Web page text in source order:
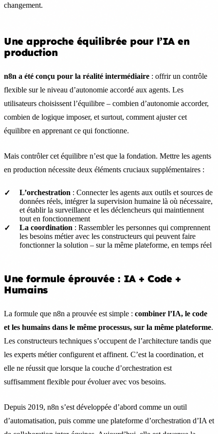
changement.
Une approche équilibrée pour l’IA en
production
n8n a été conçu pour la réalité intermédiaire : offrir un contrôle
flexible sur le niveau d’autonomie accordé aux agents. Les
utilisateurs choisissent l’équilibre – combien d’autonomie accorder,
combien de logique imposer, et surtout, comment ajuster cet
équilibre en apprenant ce qui fonctionne.
Mais contrôler cet équilibre n’est que la fondation. Mettre les agents
en production nécessite deux éléments cruciaux supplémentaires :
L’orchestration : Connecter les agents aux outils et sources de
données réels, intégrer la supervision humaine là où nécessaire,
et établir la surveillance et les déclencheurs qui maintiennent
tout en fonctionnement
La coordination : Rassembler les personnes qui comprennent
les besoins métier avec les constructeurs qui peuvent faire
fonctionner la solution – sur la même plateforme, en temps réel
Une formule éprouvée : IA + Code +
Humains
La formule que n8n a prouvée est simple : combiner l’IA, le code
et les humains dans le même processus, sur la même plateforme.
Les constructeurs techniques s’occupent de l’architecture tandis que
les experts métier configurent et affinent. C’est la coordination, et
elle ne réussit que lorsque la couche d’orchestration est
suffisamment flexible pour évoluer avec vos besoins.
Depuis 2019, n8n s’est développée d’abord comme un outil
d’automatisation, puis comme une plateforme d’orchestration d’IA et